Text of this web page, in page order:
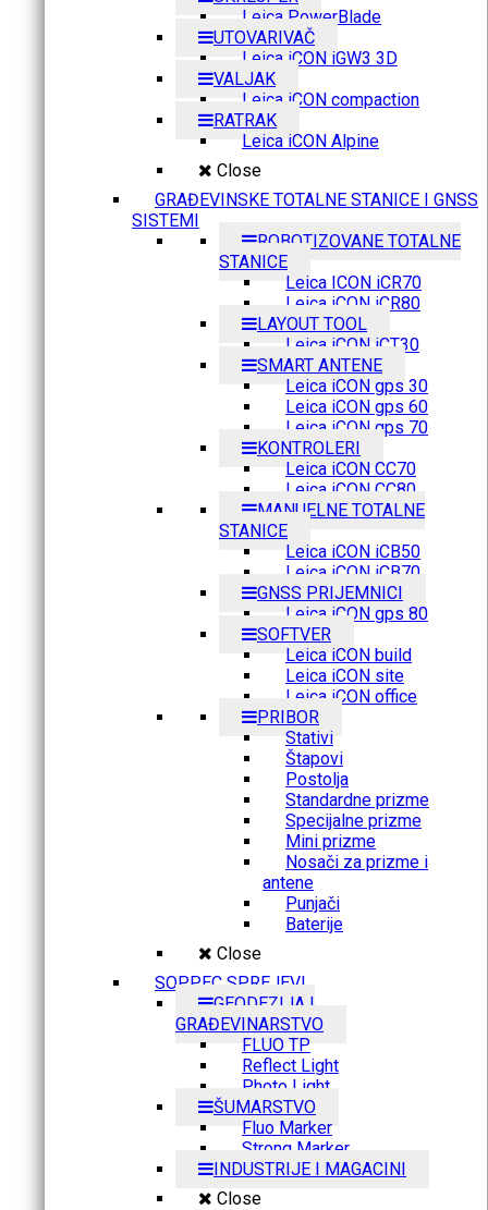
Leica PowerBlade
UTOVARIVAČ
Leica iCON iGW3 3D
VALJAK
Leica iCON compaction
RATRAK
Leica iCON Alpine
Close
GRAĐEVINSKE TOTALNE STANICE I GNSS
SISTEMI
ROBOTIZOVANE TOTALNE
STANICE
Leica ICON iCR70
Leica iCON iCR80
LAYOUT TOOL
Leica iCON iCT30
SMART ANTENE
Leica iCON gps 30
Leica iCON gps 60
Leica iCON gps 70
KONTROLERI
Leica iCON CC70
Leica iCON CC80
MANUELNE TOTALNE
STANICE
Leica iCON iCB50
Leica iCON iCB70
GNSS PRIJEMNICI
Leica iCON gps 80
SOFTVER
Leica iCON build
Leica iCON site
Leica iCON office
PRIBOR
Stativi
Štapovi
Postolja
Standardne prizme
Specijalne prizme
Mini prizme
Nosači za prizme i
antene
Punjači
Baterije
Close
SOPPEC SPREJEVI
GEODEZIJA I
GRAĐEVINARSTVO
FLUO TP
Reflect Light
Photo Light
ŠUMARSTVO
Fluo Marker
Strong Marker
INDUSTRIJE I MAGACINI
Close